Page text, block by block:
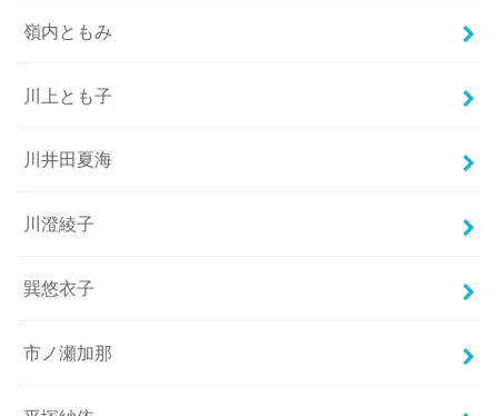
嶺内ともみ
川上とも子
川井田夏海
川澄綾子
巽悠衣子
市ノ瀬加那